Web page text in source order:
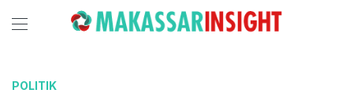
POLITIK